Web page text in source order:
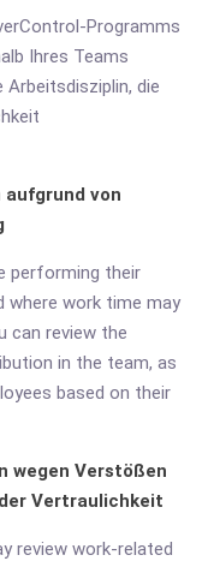
Programms
Ihres Teams
die
von
performing their
where work time may
can review the
in the team, as
based on their
wegen Verstößen
Vertraulichkeit
review work-related